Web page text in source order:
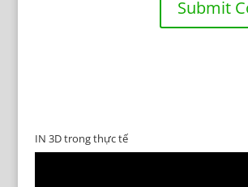
IN 3D trong thực tế